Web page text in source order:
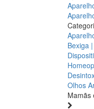
Bexiga
Olhos
Mamãs